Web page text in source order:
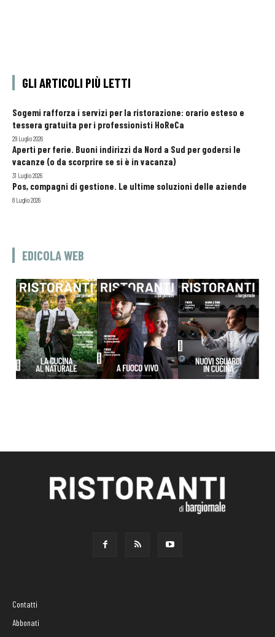
GLI ARTICOLI PIÙ LETTI
Sogemi rafforza i servizi per la ristorazione: orario esteso e
tessera gratuita per i professionisti HoReCa
29 Luglio 2026
Aperti per ferie. Buoni indirizzi da Nord a Sud per godersi le
vacanze (o da scorprire se si è in vacanza)
31 Luglio 2026
Pos, compagni di gestione. Le ultime soluzioni delle aziende
8 Luglio 2026
EDICOLA WEB
Contatti
Abbonati